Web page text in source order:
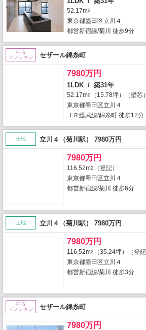
52.17m2
東京都墨田区立川４
都営新宿線/菊川 徒歩9分
中古
マンション
セザール錦糸町
7980万円
1LDK / 築31年
52.17m2
（15.78坪）（壁芯）
東京都墨田区立川４
ＪＲ総武線/錦糸町 徒歩12分
土地 立川４（菊川駅） 7980万円
7980万円
116.52m2
（登記）
東京都墨田区立川４
都営新宿線/菊川 徒歩6分
土地 立川４（菊川駅） 7980万円
7980万円
116.52m2
（35.24坪）（登記
東京都墨田区立川４
都営新宿線/菊川 徒歩3分
中古
マンション
セザール錦糸町
7980万円